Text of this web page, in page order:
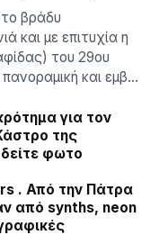
βράδυ
και με επιτυχία η
του 29ου
και εμβ…
για τον
της
φωτο
. Από την Πάτρα
από synths, neon